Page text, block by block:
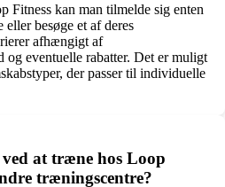
Fitness kan man tilmelde sig enten
eller besøge et af deres
afhængigt af
og eventuelle rabatter. Det er muligt
der passer til individuelle
at træne hos Loop
træningscentre?